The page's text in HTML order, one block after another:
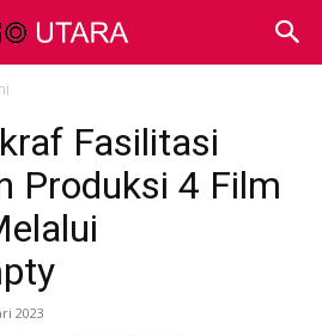
Fasilitasi
Produksi 4 Film
2023